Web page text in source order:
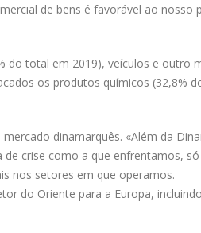
de bens é favorável ao nosso
do total em 2019), veículos e outro
os produtos químicos (32,8%
dinamarquês. «Além da
crise como a que enfrentamos, só
nos setores em que operamos.
do Oriente para a Europa,